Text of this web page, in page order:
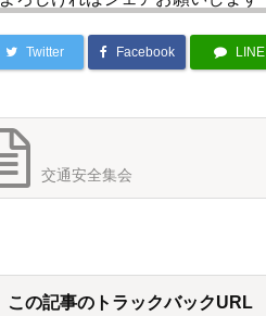
Twitter Facebook LINE
交通安全集会
この記事のトラックバックURL